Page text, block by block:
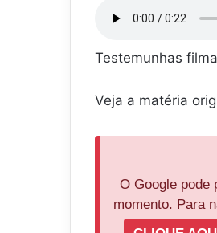
Testemunhas
Veja a matéria
O Google pode
momento. Para